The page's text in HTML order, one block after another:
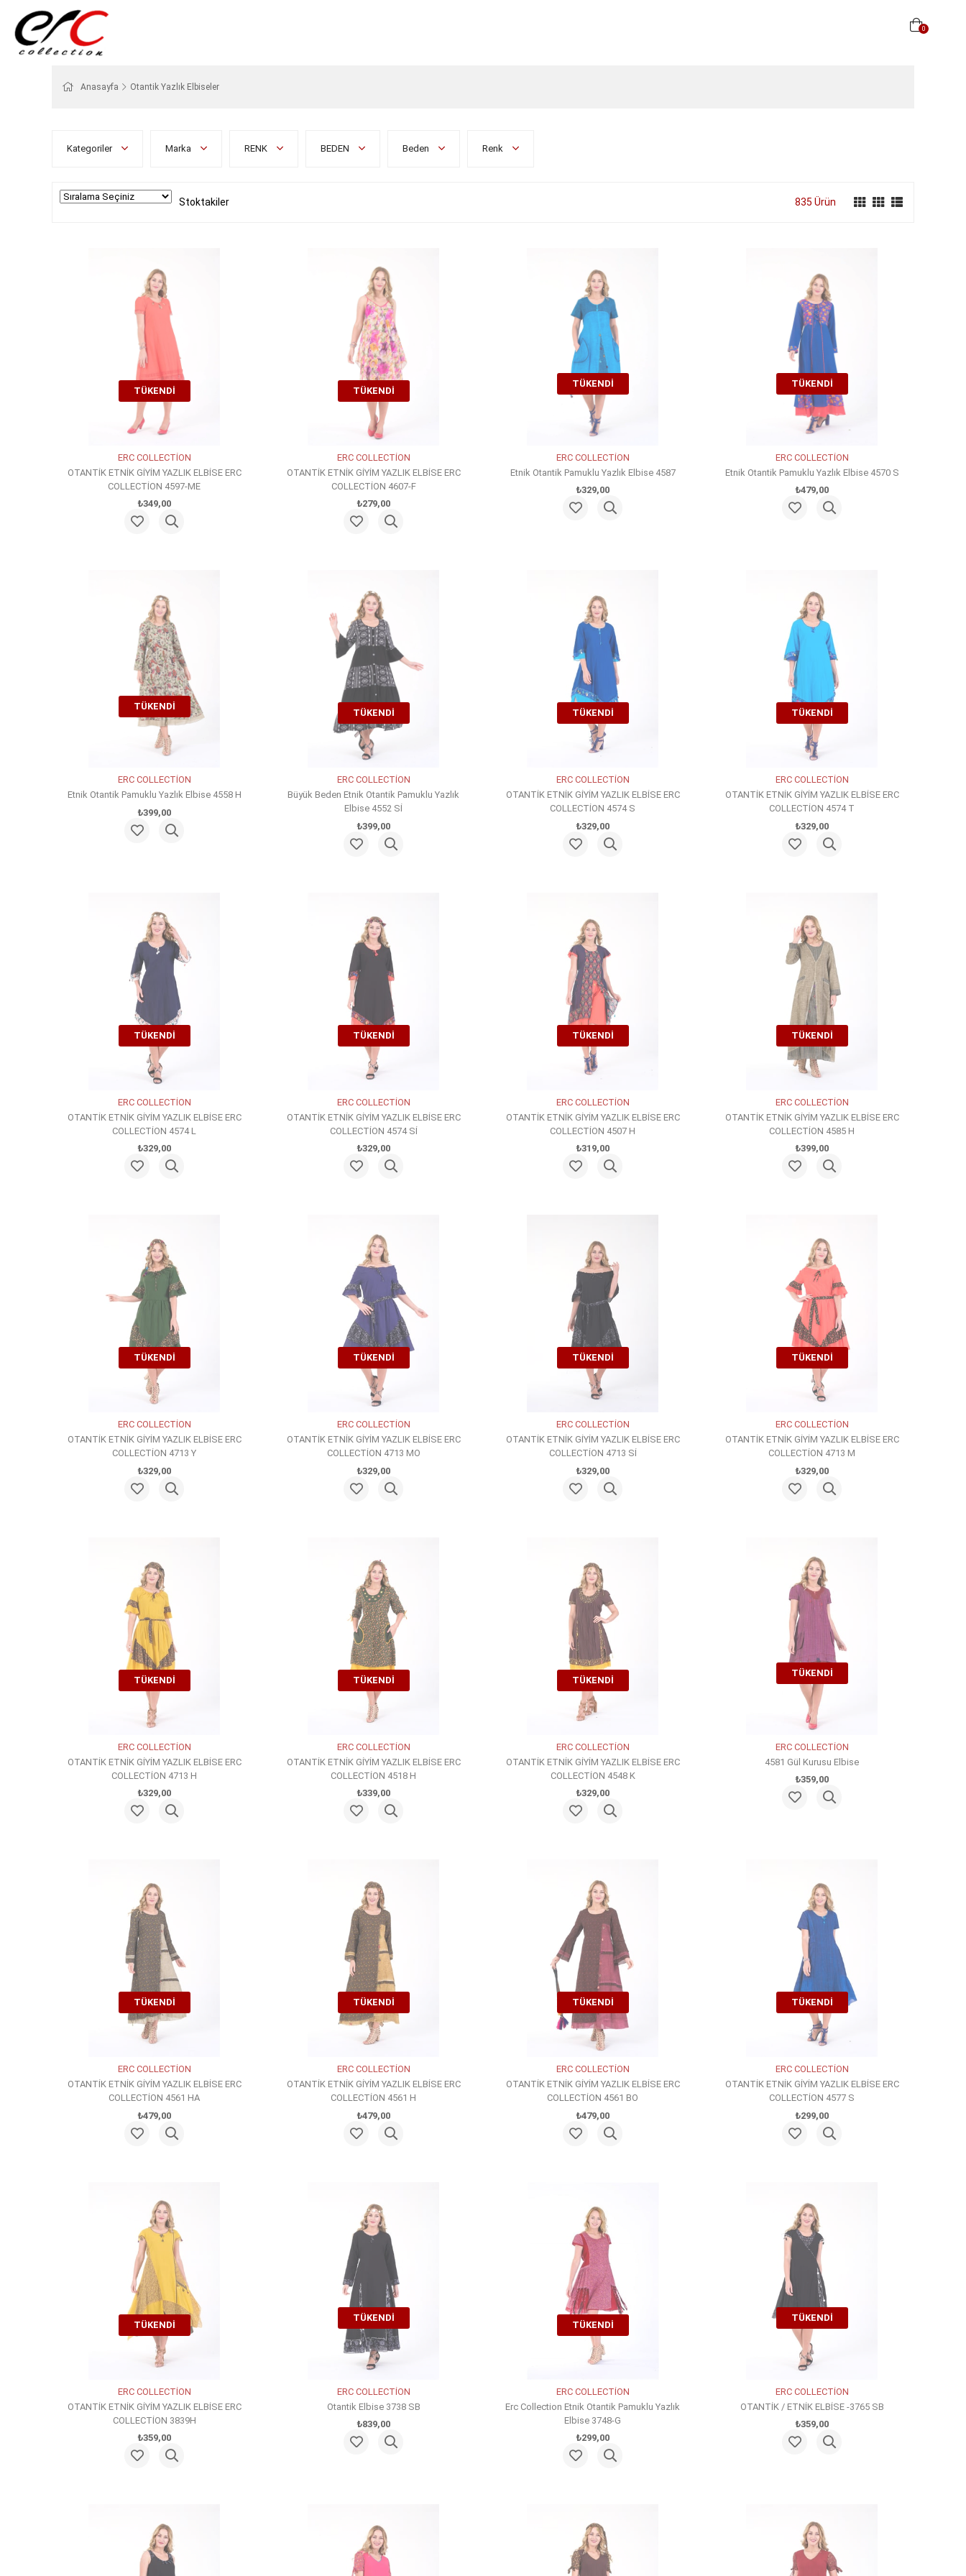
0
Anasayfa Otantik Yazlık Elbiseler
Kategoriler Marka RENK BEDEN Beden Renk
Stoktakiler 835 Ürün
TÜKENDI
ERC COLLECTİON
OTANTİK ETNİK GİYİM YAZLIK ELBİSE ERC
COLLECTİON 4597-ME
₺349,00
TÜKENDI
ERC COLLECTİON
OTANTİK ETNİK GİYİM YAZLIK ELBİSE ERC
COLLECTİON 4607-F
₺279,00
TÜKENDI
ERC COLLECTİON
Etnik Otantik Pamuklu Yazlık Elbise 4587
₺329,00
TÜKENDI
ERC COLLECTİON
Etnik Otantik Pamuklu Yazlık Elbise 4570 S
₺479,00
TÜKENDI
ERC COLLECTİON
Etnik Otantik Pamuklu Yazlık Elbise 4558 H
₺399,00
TÜKENDI
ERC COLLECTİON
Büyük Beden Etnik Otantik Pamuklu Yazlık
Elbise 4552 Sİ
₺399,00
TÜKENDI
ERC COLLECTİON
OTANTİK ETNİK GİYİM YAZLIK ELBİSE ERC
COLLECTİON 4574 S
₺329,00
TÜKENDI
ERC COLLECTİON
OTANTİK ETNİK GİYİM YAZLIK ELBİSE ERC
COLLECTİON 4574 T
₺329,00
TÜKENDI
ERC COLLECTİON
OTANTİK ETNİK GİYİM YAZLIK ELBİSE ERC
COLLECTİON 4574 L
₺329,00
TÜKENDI
ERC COLLECTİON
OTANTİK ETNİK GİYİM YAZLIK ELBİSE ERC
COLLECTİON 4574 Sİ
₺329,00
TÜKENDI
ERC COLLECTİON
OTANTİK ETNİK GİYİM YAZLIK ELBİSE ERC
COLLECTİON 4507 H
₺319,00
TÜKENDI
ERC COLLECTİON
OTANTİK ETNİK GİYİM YAZLIK ELBİSE ERC
COLLECTİON 4585 H
₺399,00
TÜKENDI
ERC COLLECTİON
OTANTİK ETNİK GİYİM YAZLIK ELBİSE ERC
COLLECTİON 4713 Y
₺329,00
TÜKENDI
ERC COLLECTİON
OTANTİK ETNİK GİYİM YAZLIK ELBİSE ERC
COLLECTİON 4713 MO
₺329,00
TÜKENDI
ERC COLLECTİON
OTANTİK ETNİK GİYİM YAZLIK ELBİSE ERC
COLLECTİON 4713 Sİ
₺329,00
TÜKENDI
ERC COLLECTİON
OTANTİK ETNİK GİYİM YAZLIK ELBİSE ERC
COLLECTİON 4713 M
₺329,00
TÜKENDI
ERC COLLECTİON
OTANTİK ETNİK GİYİM YAZLIK ELBİSE ERC
COLLECTİON 4713 H
₺329,00
TÜKENDI
ERC COLLECTİON
OTANTİK ETNİK GİYİM YAZLIK ELBİSE ERC
COLLECTİON 4518 H
₺339,00
TÜKENDI
ERC COLLECTİON
OTANTİK ETNİK GİYİM YAZLIK ELBİSE ERC
COLLECTİON 4548 K
₺329,00
TÜKENDI
ERC COLLECTİON
4581 Gül Kurusu Elbise
₺359,00
TÜKENDI
ERC COLLECTİON
OTANTİK ETNİK GİYİM YAZLIK ELBİSE ERC
COLLECTİON 4561 HA
₺479,00
TÜKENDI
ERC COLLECTİON
OTANTİK ETNİK GİYİM YAZLIK ELBİSE ERC
COLLECTİON 4561 H
₺479,00
TÜKENDI
ERC COLLECTİON
OTANTİK ETNİK GİYİM YAZLIK ELBİSE ERC
COLLECTİON 4561 BO
₺479,00
TÜKENDI
ERC COLLECTİON
OTANTİK ETNİK GİYİM YAZLIK ELBİSE ERC
COLLECTİON 4577 S
₺299,00
TÜKENDI
ERC COLLECTİON
OTANTİK ETNİK GİYİM YAZLIK ELBİSE ERC
COLLECTİON 3839H
₺359,00
TÜKENDI
ERC COLLECTİON
Otantik Elbise 3738 SB
₺839,00
TÜKENDI
ERC COLLECTİON
Erc Collection Etnik Otantik Pamuklu Yazlık
Elbise 3748-G
₺299,00
TÜKENDI
ERC COLLECTİON
OTANTİK / ETNİK ELBİSE -3765 SB
₺359,00